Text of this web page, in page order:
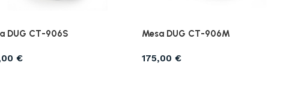
DUG CT-906S
€
Mesa DUG CT-906M
175,00€